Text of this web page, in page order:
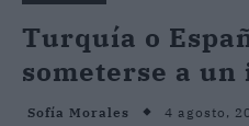
Turquía o
someterse a
Sofía Morales 4 agosto,